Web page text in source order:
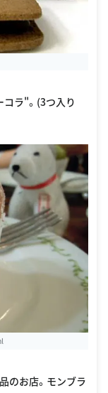
ラ"。(3つ入り
のお店。モンブラ